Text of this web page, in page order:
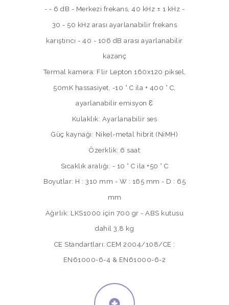
- - 6 dB - Merkezi frekans, 40 kHz ± 1 kHz -
30 - 50 kHz arası ayarlanabilir frekans
karıştırıcı - 40 - 106 dB arası ayarlanabilir
kazanç
Termal kamera: Flir Lepton 160x120 piksel,
50mK hassasiyet, -10 ° C ila + 400 ° C,
ayarlanabilir emisyon Ɛ
Kulaklık: Ayarlanabilir ses
Güç kaynağı: Nikel-metal hibrit (NiMH)
Özerklik: 6 saat
Sıcaklık aralığı: - 10 ° C ila +50 ° C
Boyutlar: H : 310 mm - W : 165 mm - D : 65
mm
Ağırlık: LKS1000 için 700 gr - ABS kutusu
dahil 3,8 kg
CE Standartları: CEM 2004/108/CE :
EN61000-6-4 & EN61000-6-2